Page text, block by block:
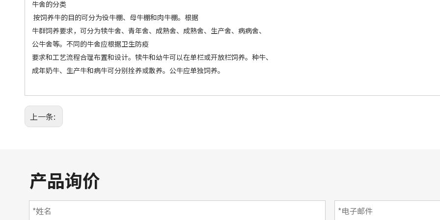
牛舍的分类
按饲养牛的目的可分为役牛棚、母牛棚和肉牛棚。根据
牛群饲养要求，可分为犊牛舍、青年舍、成熟舍、成熟舍、生产舍、病病舍、
公牛舍等。不同的牛舍应根据卫生防疫
要求和工艺流程合理布置和设计。犊牛和幼牛可以在单栏或开放栏饲养。种牛、
成年奶牛、生产牛和病牛可分别拴养或散养。公牛应单独饲养。
上一条:
产品询价